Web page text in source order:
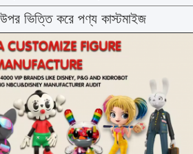
উপর ভিত্তি করে পণ্য কাস্টমাইজ